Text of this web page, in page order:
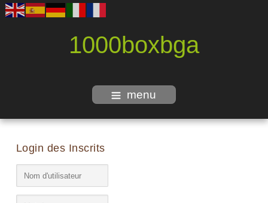
1000boxbga
menu
Login des Inscrits